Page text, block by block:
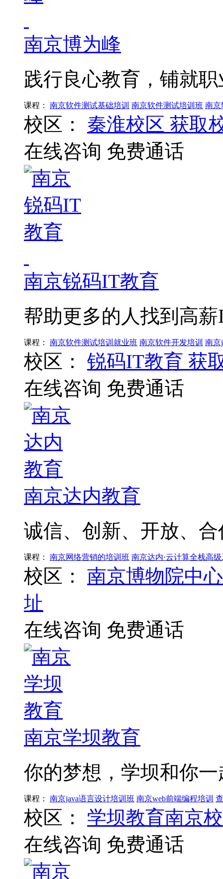
南京博为峰
践行良心教育，铺就
课程： 南京软件测试基础培训 南京软件测试培训班 南京
校区： 秦淮校区 获取
在线咨询 免费通话
南京锐码IT教育
帮助更多的人找到高
课程： 南京软件测试培训就业班 南京软件开发培训 南京
校区： 锐码IT教育 获
在线咨询 免费通话
南京达内教育
诚信、创新、开放、合
课程： 南京网络营销的培训班 南京达内·云计算全栈高
校区：
南京博物院中心
址
在线咨询 免费通话
南京学坝教育
你的梦想，学坝和你
课程： 南京java语言设计培训班 南京web前端编程培训
校区：
学坝教育南京
在线咨询 免费通话